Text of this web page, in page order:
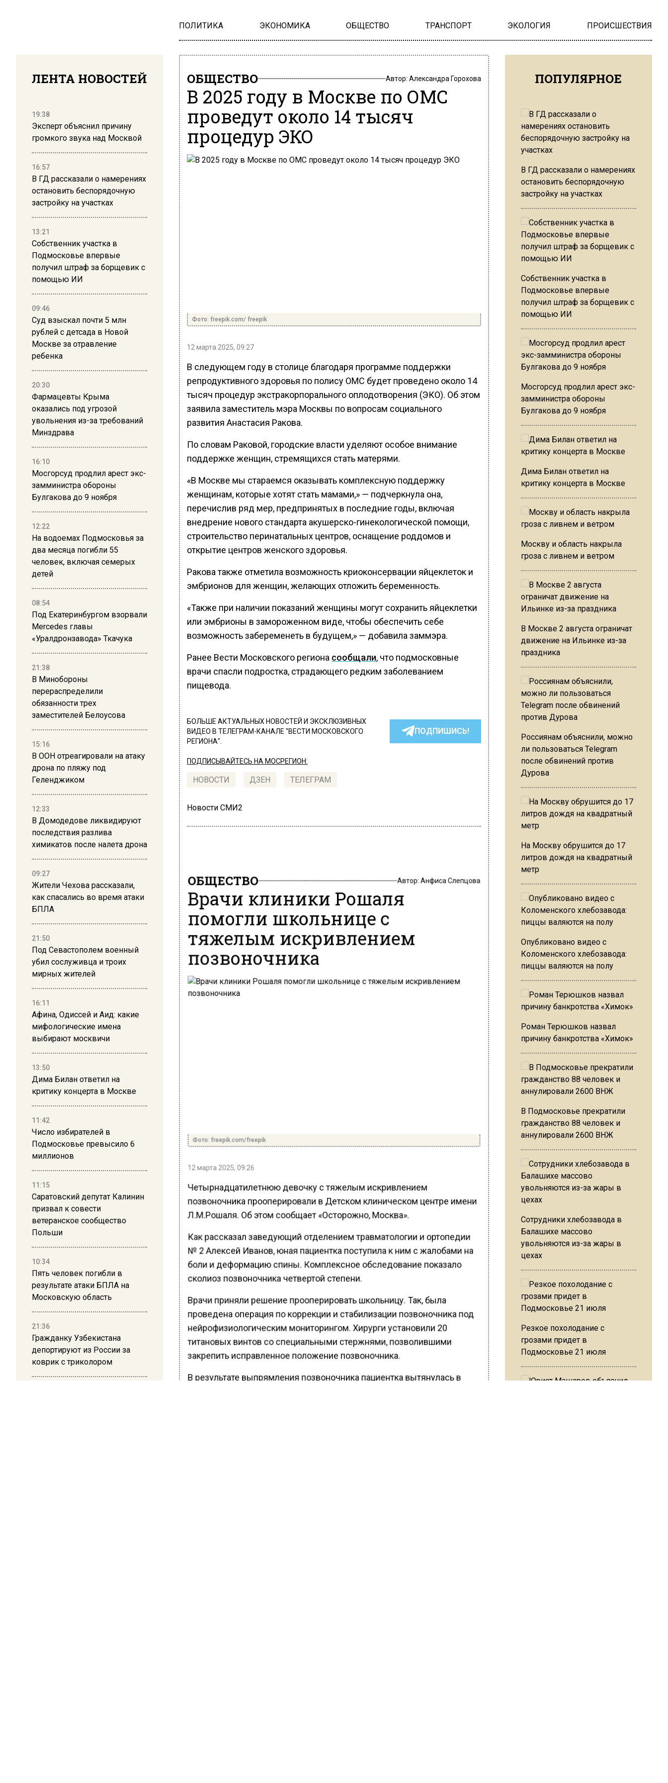
ПОЛИТИКА ЭКОНОМИКА ОБЩЕСТВО ТРАНСПОРТ ЭКОЛОГИЯ ПРОИСШЕСТВИЯ
ЛЕНТА НОВОСТЕЙ
19:38
Эксперт объяснил причину
громкого звука над Москвой
16:57
В ГД рассказали о намерениях
остановить беспорядочную
застройку на участках
13:21
Собственник участка в
Подмосковье впервые
получил штраф за борщевик с
помощью ИИ
09:46
Суд взыскал почти 5 млн
рублей с детсада в Новой
Москве за отравление
ребенка
20:30
Фармацевты Крыма
оказались под угрозой
увольнения из-за требований
Минздрава
16:10
Мосгорсуд продлил арест экс-
замминистра обороны
Булгакова до 9 ноября
12:22
На водоемах Подмосковья за
два месяца погибли 55
человек, включая семерых
детей
08:54
Под Екатеринбургом взорвали
Mercedes главы
«Уралдронзавода» Ткачука
21:38
В Минобороны
перераспределили
обязанности трех
заместителей Белоусова
15:16
В ООН отреагировали на атаку
дрона по пляжу под
Геленджиком
12:33
В Домодедове ликвидируют
последствия разлива
химикатов после налета дрона
09:27
Жители Чехова рассказали,
как спасались во время атаки
БПЛА
21:50
Под Севастополем военный
убил сослуживца и троих
мирных жителей
16:11
Афина, Одиссей и Аид: какие
мифологические имена
выбирают москвичи
13:50
Дима Билан ответил на
критику концерта в Москве
11:42
Число избирателей в
Подмосковье превысило 6
миллионов
11:15
Саратовский депутат Калинин
призвал к совести
ветеранское сообщество
Польши
10:34
Пять человек погибли в
результате атаки БПЛА на
Московскую область
21:36
Гражданку Узбекистана
депортируют из России за
коврик с триколором
ОБЩЕСТВО Автор: Александра Горохова
В 2025 году в Москве по ОМС
проведут около 14 тысяч
процедур ЭКО
Фото: freepik.com/ freepik
12 марта 2025, 09:27
В следующем году в столице благодаря программе поддержки
репродуктивного здоровья по полису ОМС будет проведено около 14
тысяч процедур экстракорпорального оплодотворения (ЭКО). Об этом
заявила заместитель мэра Москвы по вопросам социального
развития Анастасия Ракова.
По словам Раковой, городские власти уделяют особое внимание
поддержке женщин, стремящихся стать матерями.
«В Москве мы стараемся оказывать комплексную поддержку
женщинам, которые хотят стать мамами,» — подчеркнула она,
перечислив ряд мер, предпринятых в последние годы, включая
внедрение нового стандарта акушерско-гинекологической помощи,
строительство перинатальных центров, оснащение роддомов и
открытие центров женского здоровья.
Ракова также отметила возможность криоконсервации яйцеклеток и
эмбрионов для женщин, желающих отложить беременность.
«Также при наличии показаний женщины могут сохранить яйцеклетки
или эмбрионы в замороженном виде, чтобы обеспечить себе
возможность забеременеть в будущем,» — добавила заммэра.
Ранее Вести Московского региона сообщали, что подмосковные
врачи спасли подростка, страдающего редким заболеванием
пищевода.
БОЛЬШЕ АКТУАЛЬНЫХ НОВОСТЕЙ И ЭКСКЛЮЗИВНЫХ
ВИДЕО В ТЕЛЕГРАМ-КАНАЛЕ "ВЕСТИ МОСКОВСКОГО
РЕГИОНА".
ПОДПИШИСЬ!
ПОДПИСЫВАЙТЕСЬ НА МОСРЕГИОН:
НОВОСТИ ДЗЕН ТЕЛЕГРАМ
Новости СМИ2
ОБЩЕСТВО Автор: Анфиса Слепцова
Врачи клиники Рошаля
помогли школьнице с
тяжелым искривлением
позвоночника
Фото: freepik.com/freepik
12 марта 2025, 09:26
Четырнадцатилетнюю девочку с тяжелым искривлением
позвоночника прооперировали в Детском клиническом центре имени
Л.М.Рошаля. Об этом сообщает «Осторожно, Москва».
Как рассказал заведующий отделением травматологии и ортопедии
№ 2 Алексей Иванов, юная пациентка поступила к ним с жалобами на
боли и деформацию спины. Комплексное обследование показало
сколиоз позвоночника четвертой степени.
Врачи приняли решение прооперировать школьницу. Так, была
проведена операция по коррекции и стабилизации позвоночника под
нейрофизиологическим мониторингом. Хирурги установили 20
титановых винтов со специальными стержнями, позволившими
закрепить исправленное положение позвоночника.
В результате выпрямления позвоночника пациентка вытянулась в
ПОПУЛЯРНОЕ
В ГД рассказали о намерениях
остановить беспорядочную
застройку на участках
Собственник участка в
Подмосковье впервые
получил штраф за борщевик с
помощью ИИ
Мосгорсуд продлил арест экс-
замминистра обороны
Булгакова до 9 ноября
Дима Билан ответил на
критику концерта в Москве
Москву и область накрыла
гроза с ливнем и ветром
В Москве 2 августа ограничат
движение на Ильинке из-за
праздника
Россиянам объяснили, можно
ли пользоваться Telegram
после обвинений против
Дурова
На Москву обрушится до 17
литров дождя на квадратный
метр
Опубликовано видео с
Коломенского хлебозавода:
пиццы валяются на полу
Роман Терюшков назвал
причину банкротства «Химок»
В Подмосковье прекратили
гражданство 88 человек и
аннулировали 2600 ВНЖ
Сотрудники хлебозавода в
Балашихе массово
увольняются из-за жары в
цехах
Резкое похолодание с
грозами придет в
Подмосковье 21 июля